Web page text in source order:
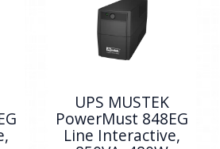
UPS MUSTEK
PowerMust 848EG
Line Interactive,